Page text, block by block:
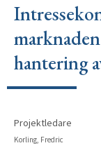
hantering
Projektledare
Korling, Fredric